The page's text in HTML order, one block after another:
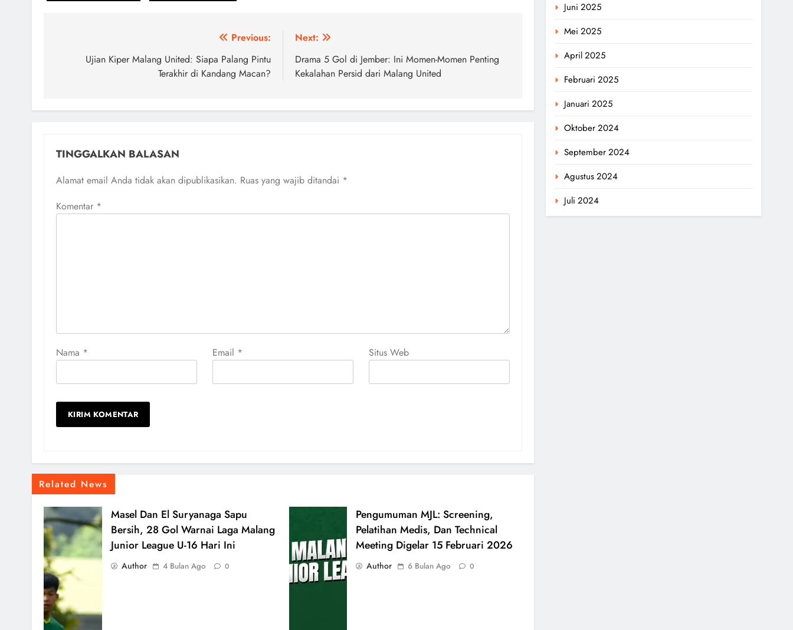
Previous:
Ujian Kiper Malang United: Siapa Palang Pintu
Terakhir di Kandang Macan?
Next:
Drama 5 Gol di Jember: Ini Momen-Momen Penting
Kekalahan Persid dari Malang United
TINGGALKAN BALASAN
Alamat email Anda tidak akan dipublikasikan. Ruas yang wajib ditandai *
Komentar *
Nama * Email * Situs Web
Related News
Masel Dan El Suryanaga Sapu
Bersih, 28 Gol Warnai Laga Malang
Junior League U-16 Hari Ini
Author 4 Bulan Ago 0
Pengumuman MJL: Screening,
Pelatihan Medis, Dan Technical
Meeting Digelar 15 Februari 2026
Author 6 Bulan Ago 0
Juni 2025
Mei 2025
April 2025
Februari 2025
Januari 2025
Oktober 2024
September 2024
Agustus 2024
Juli 2024